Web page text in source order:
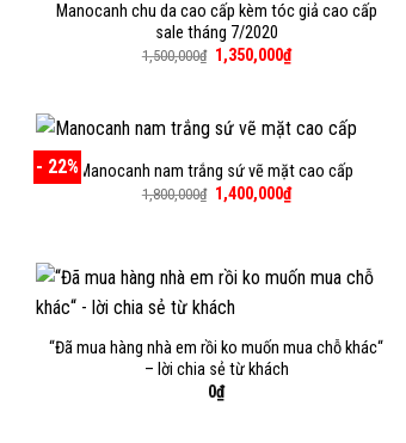
Manocanh chu da cao cấp kèm tóc giả cao cấp
sale tháng 7/2020
1,500,000₫ Giá
gốc
1,350,000₫Giá
hiện
1,350,000₫.
- 22% Manocanh nam trắng sứ vẽ mặt cao cấp
1,800,000₫ Giá
gốc
1,400,000₫Giá
hiện
“Đã mua hàng nhà em rồi ko muốn mua chỗ khác“
– lời chia sẻ từ khách
0₫